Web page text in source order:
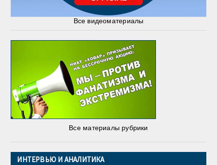
Все видеоматериалы
Все материалы рубрики
ИНТЕРВЬЮ И АНАЛИТИКА